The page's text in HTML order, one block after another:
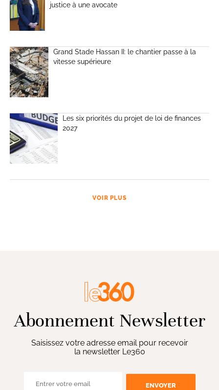
justice à une avocate
Grand Stade Hassan II: le chantier passe à la
vitesse supérieure
Les six priorités du projet de loi de finances
2027
VOIR PLUS
Abonnement Newsletter
Saisissez votre adresse email pour recevoir
la newsletter Le360
ENVOYER